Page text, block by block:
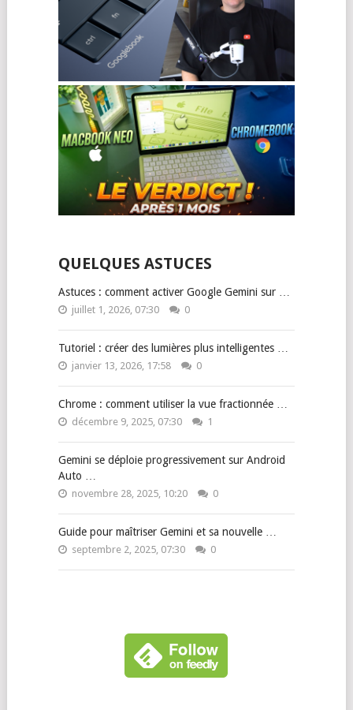
QUELQUES ASTUCES
Astuces : comment activer Google Gemini sur …
juillet 1, 2026, 07:30 0
Tutoriel : créer des lumières plus intelligentes …
janvier 13, 2026, 17:58 0
Chrome : comment utiliser la vue fractionnée …
décembre 9, 2025, 07:30 1
Gemini se déploie progressivement sur Android
Auto …
novembre 28, 2025, 10:20 0
Guide pour maîtriser Gemini et sa nouvelle …
septembre 2, 2025, 07:30 0